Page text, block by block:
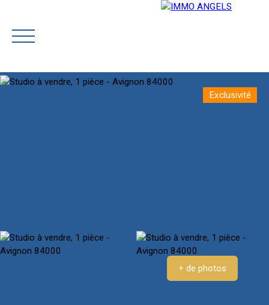
Rejoignez-
Estimatio
Exclusivité
+ de photos